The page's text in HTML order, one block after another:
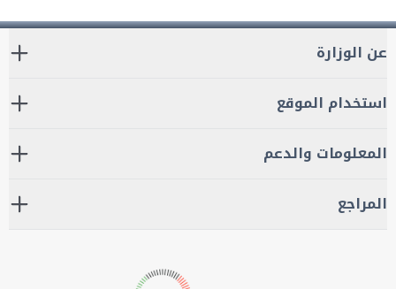
عن الوزارة
استخدام الموقع
المعلومات والدعم
المراجع